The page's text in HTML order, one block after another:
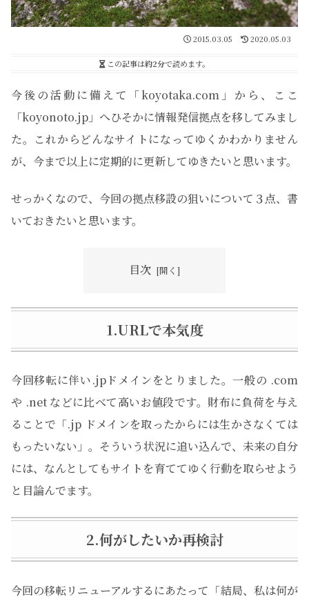
2015.03.05 2020.05.03
この記事は約2分で読めます。
今後の活動に備えて「koyotaka.com」から、ここ
「koyonoto.jp」へひそかに情報発信拠点を移してみまし
た。これからどんなサイトになってゆくかわかりません
が、今まで以上に定期的に更新してゆきたいと思います。
せっかくなので、今回の拠点移設の狙いについて３点、書
いておきたいと思います。
目次
1.URLで本気度
今回移転に伴い.jpドメインをとりました。一般の .com
や .net などに比べて高いお値段です。財布に負荷を与え
ることで「.jp ドメインを取ったからには生かさなくては
もったいない」。そういう状況に追い込んで、未来の自分
には、なんとしてもサイトを育ててゆく行動を取らせよう
と目論んでます。
2.何がしたいか再検討
今回の移転リニューアルするにあたって「結局、私は何が